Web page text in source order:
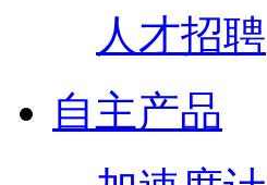
人才招聘
自主产品